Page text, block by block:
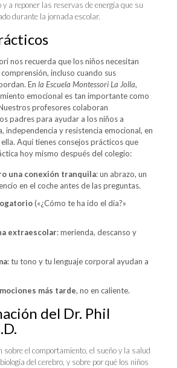
y a reponer las reservas de energía que su
durante la jornada escolar.
nos recuerda que los niños necesitan
incluso cuando sus
En la Escuela Montessori La Jolla,
emocional es tan importante como
profesores colaboran
padres para ayudar a los niños a
independencia y resistencia emocional, en
Aquí tienes consejos prácticos que
hoy mismo después del colegio:
una conexión tranquila: un abrazo, un
en el coche antes de las preguntas.
(«¿Cómo te ha ido el día?»
extraescolar: merienda, descanso y
: tu tono y tu lenguaje corporal ayudan a
más tarde, no en caliente.
del Dr. Phil
sobre el comportamiento, el sueño y la salud
del cerebro, y sobre por qué los niños